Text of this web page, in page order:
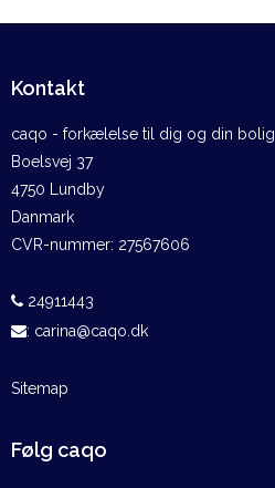
Kontakt
caqo - forkælelse til dig og din bolig
Boelsvej 37
4750 Lundby
Danmark
CVR-nummer: 27567606
24911443
: carina@caqo.dk
Sitemap
Følg caqo